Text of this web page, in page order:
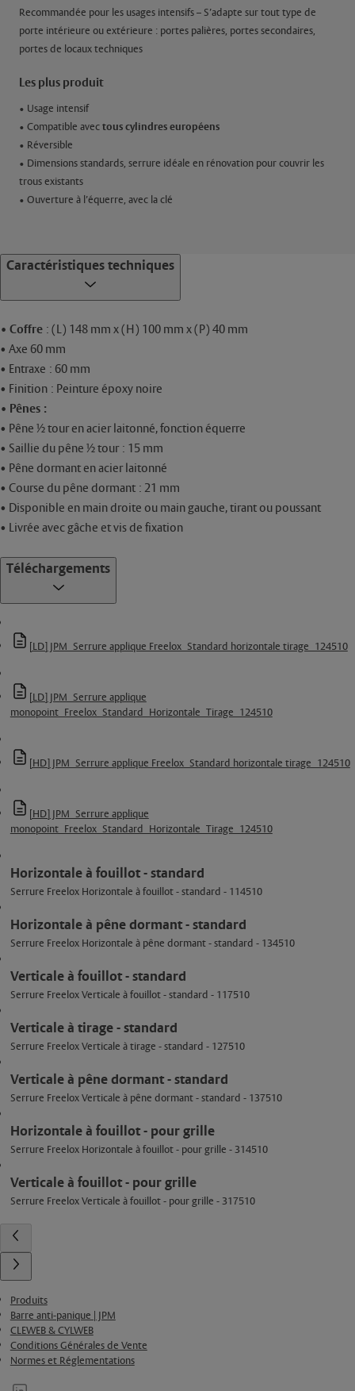
Recommandée pour les usages intensifs – S’adapte sur tout type de
porte intérieure ou extérieure : portes palières, portes secondaires,
portes de locaux techniques
Les plus produit
• Usage intensif
• Compatible avectous cylindres européens
• Réversible
• Dimensions standards, serrure idéale en rénovation pour couvrir les
trous existants
• Ouverture à l’équerre, avec la clé
Caractéristiques techniques
• Coffre : (L) 148 mm x (H) 100 mm x (P) 40 mm
• Axe 60 mm
• Entraxe : 60 mm
• Finition : Peinture époxy noire
• Pênes :
• Pêne ½ tour en acier laitonné, fonction équerre
• Saillie du pêne ½ tour : 15 mm
• Pêne dormant en acier laitonné
• Course du pêne dormant : 21 mm
• Disponible en main droite ou main gauche, tirant ou poussant
• Livrée avec gâche et vis de fixation
Téléchargements
[LD] JPM_Serrure applique Freelox_Standard horizontale tirage_124510
[LD] JPM_Serrure applique
monopoint_Freelox_Standard_Horizontale_Tirage_124510
[HD] JPM_Serrure applique Freelox_Standard horizontale tirage_124510
[HD] JPM_Serrure applique
monopoint_Freelox_Standard_Horizontale_Tirage_124510
Horizontale à fouillot - standard
Serrure Freelox Horizontale à fouillot - standard - 114510
Horizontale à pêne dormant - standard
Serrure Freelox Horizontale à pêne dormant - standard - 134510
Verticale à fouillot - standard
Serrure Freelox Verticale à fouillot - standard - 117510
Verticale à tirage - standard
Serrure Freelox Verticale à tirage - standard - 127510
Verticale à pêne dormant - standard
Serrure Freelox Verticale à pêne dormant - standard - 137510
Horizontale à fouillot - pour grille
Serrure Freelox Horizontale à fouillot - pour grille - 314510
Verticale à fouillot - pour grille
Serrure Freelox Verticale à fouillot - pour grille - 317510
Produits
Barre anti-panique | JPM
CLEWEB & CYLWEB
Conditions Générales de Vente
Normes et Réglementations